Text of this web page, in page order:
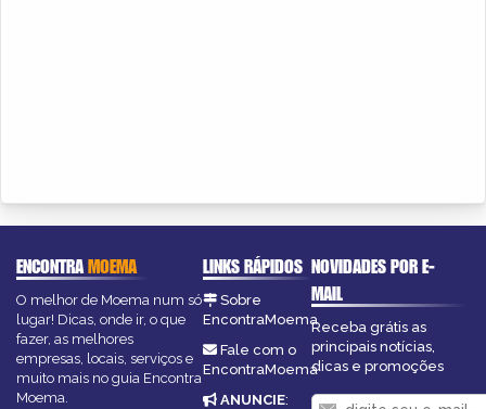
ENCONTRAMOEMA
O melhor de Moema num só
lugar! Dicas, onde ir, o que
fazer, as melhores
empresas, locais, serviços e
muito mais no guia Encontra
Moema.
LINKS RÁPIDOS
Sobre
EncontraMoema
Fale com o
EncontraMoema
ANUNCIE:
NOVIDADES POR E-
MAIL
Receba grátis as
principais notícias,
dicas e promoções